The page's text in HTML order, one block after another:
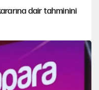
dair tahminini